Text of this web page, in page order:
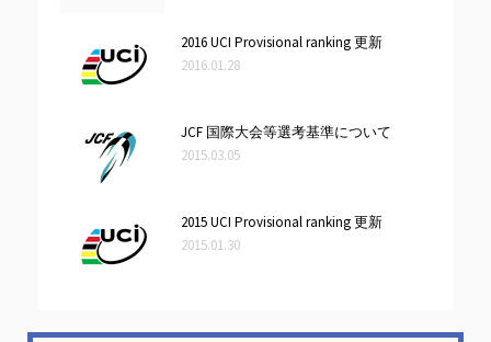
2016 UCI Provisional ranking 更新
2016.01.28
JCF 国際大会等選考基準について
2015.03.05
2015 UCI Provisional ranking 更新
2015.01.30